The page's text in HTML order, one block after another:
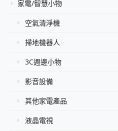
家電/智慧小物
空氣清淨機
掃地機器人
3C週邊小物
影音設備
其他家電產品
液晶電視